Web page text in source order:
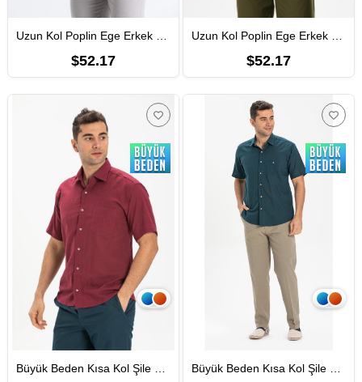
$52.17 $52.17
Büyük Beden Kısa Kol Şile Bezi Tek Cepli Erkek Yazlık Gömlek Koyu Bordo 3068 Büyük Beden Kısa Kol Şile Bezi Tek Cepli Erkek Yazlık Gömlek Koyu Petrol 3069